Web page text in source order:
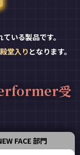
いる製品です。
殿堂入り となります。
受
FACE 部門